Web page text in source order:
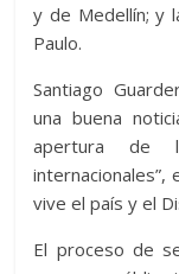
y de Medellín; y
Paulo.
Santiago
una buena
apertura de
vive el país y el
El proceso de